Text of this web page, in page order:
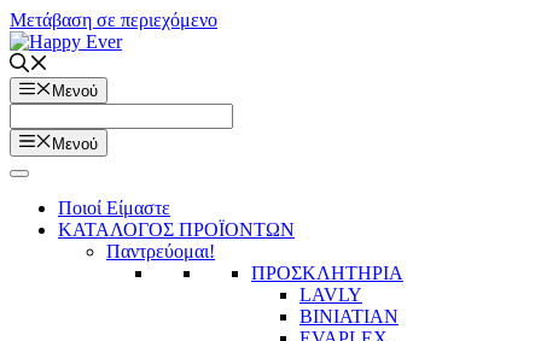
Μετάβαση σε περιεχόμενο
Μενού
Μενού
Ποιοί Είμαστε
ΚΑΤΑΛΟΓΟΣ ΠΡΟΪΟΝΤΩΝ
Παντρεύομαι!
ΠΡΟΣΚΛΗΤΗΡΙΑ
LAVLY
BINIATIAN